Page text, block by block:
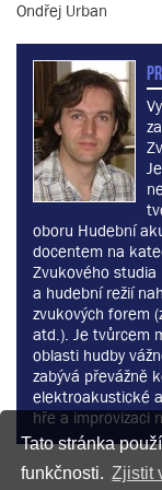
Tato stránka
funkčnosti. Zjistit
Ondřej Urban
oboru Hudební
docentem na
Zvukového studia
a hudební režií
zvukových forem
atd.). Je tvůrcem
oblasti hudby
zabývá převážně
elektroakustické
hře a improvizaci